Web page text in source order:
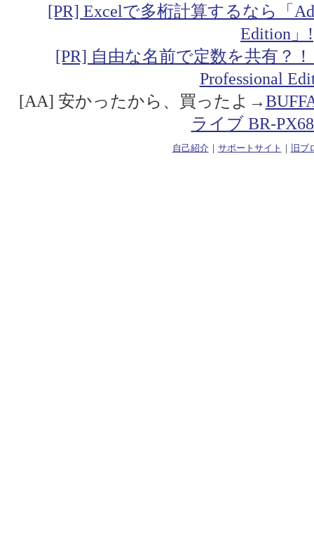
[PR] Excelで多桁計算するなら「
Edition」!
[PR] 自由な名前で定数を共有？
Professional
[AA] 安かったから、買ったよ→
ライブ BR-
自己紹介｜ サポートサイト ｜ 旧ブ